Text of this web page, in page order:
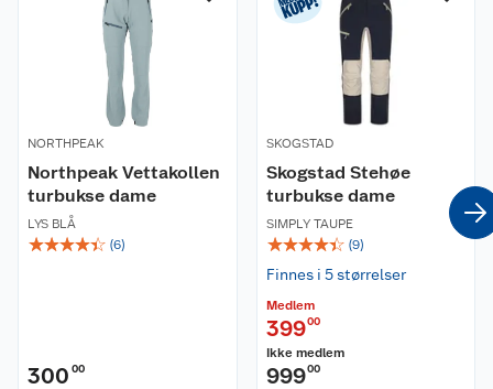
NORTHPEAK
Northpeak Vettakollen
turbukse dame
LYS BLÅ
☆☆☆☆☆ (6)
300 00
SKOGSTAD
Skogstad Stehøe
turbukse dame
SIMPLY TAUPE
☆☆☆☆☆ (9)
Finnes i 5 størrelser
Medlem
39900
Ikke medlem
99900
Våre butikker
Våre merkevarer
Coop kjeder
Kontakt oss
Angre- og returrett
Reklamasjon og garanti
Ofte stilte spørsmål
Betalingsalternativer